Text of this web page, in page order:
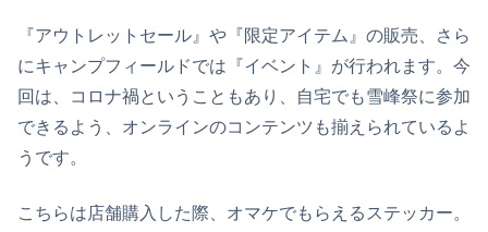
『アウトレットセール』や『限定アイテム』の販売、さら
にキャンプフィールドでは『イベント』が行われます。今
回は、コロナ禍ということもあり、自宅でも雪峰祭に参加
できるよう、オンラインのコンテンツも揃えられているよ
うです。
こちらは店舗購入した際、オマケでもらえるステッカー。